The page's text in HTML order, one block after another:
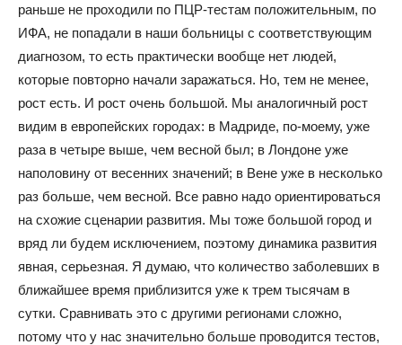
раньше не проходили по ПЦР-тестам положительным, по
ИФА, не попадали в наши больницы с соответствующим
диагнозом, то есть практически вообще нет людей,
которые повторно начали заражаться. Но, тем не менее,
рост есть. И рост очень большой. Мы аналогичный рост
видим в европейских городах: в Мадриде, по-моему, уже
раза в четыре выше, чем весной был; в Лондоне уже
наполовину от весенних значений; в Вене уже в несколько
раз больше, чем весной. Все равно надо ориентироваться
на схожие сценарии развития. Мы тоже большой город и
вряд ли будем исключением, поэтому динамика развития
явная, серьезная. Я думаю, что количество заболевших в
ближайшее время приблизится уже к трем тысячам в
сутки. Сравнивать это с другими регионами сложно,
потому что у нас значительно больше проводится тестов,